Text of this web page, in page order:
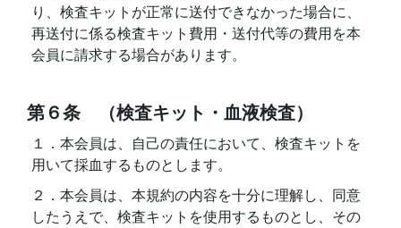
り、検査キットが正常に送付できなかった場合に、
再送付に係る検査キット費用・送付代等の費用を本
会員に請求する場合があります。
第６条 （検査キット・血液検査）
１．本会員は、自己の責任において、検査キットを
用いて採血するものとします。
２．本会員は、本規約の内容を十分に理解し、同意
したうえで、検査キットを使用するものとし、その